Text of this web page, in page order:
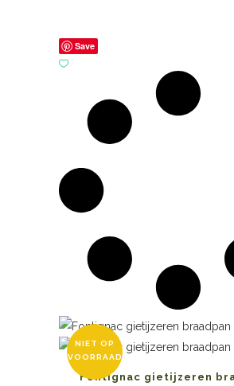
Save
NIET OP
VOORRAAD
Fontignac gietijzeren